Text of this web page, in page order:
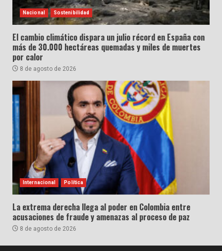
Nacional Sostenibilidad
El cambio climático dispara un julio récord en España con
más de 30.000 hectáreas quemadas y miles de muertes
por calor
8 de agosto de 2026
Internacional Política
La extrema derecha llega al poder en Colombia entre
acusaciones de fraude y amenazas al proceso de paz
8 de agosto de 2026